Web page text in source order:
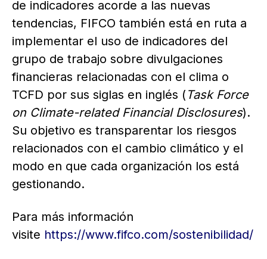
de indicadores acorde a las nuevas
tendencias, FIFCO también está en ruta a
implementar el uso de indicadores del
grupo de trabajo sobre divulgaciones
financieras relacionadas con el clima o
TCFD por sus siglas en inglés ( Task Force
on Climate-related Financial Disclosures).
Su objetivo es transparentar los riesgos
relacionados con el cambio climático y el
modo en que cada organización los está
gestionando.
Para más información
visite https://www.fifco.com/sostenibilidad/